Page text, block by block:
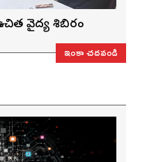
వైద్య శిబిరం
ఇంకా చదవండి